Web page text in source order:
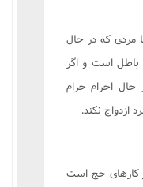
مردى که در حال
باطل است و اگر
حال احرام حرام
نکند.
کارهاى حج است